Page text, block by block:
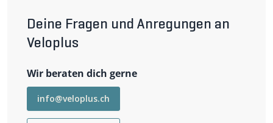
Deine Fragen und Anregungen an
Veloplus
Wir beraten dich gerne
info@veloplus.ch